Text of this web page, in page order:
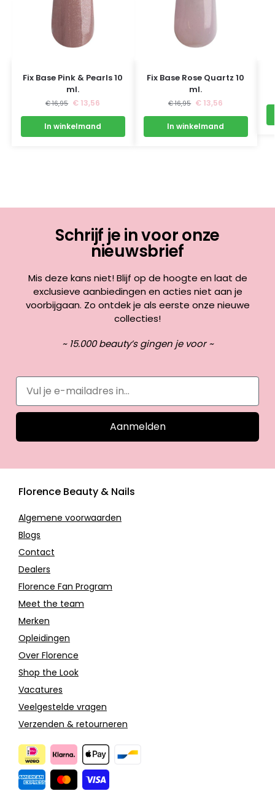
Fix Base Pink & Pearls 10
ml.
€16,95 € 13,56
In winkelmand
Fix Base Rose Quartz 10
ml.
€16,95 € 13,56
In winkelmand
Schrijf je in voor onze
nieuwsbrief
Mis deze kans niet! Blijf op de hoogte en laat de
exclusieve aanbiedingen en acties niet aan je
voorbijgaan. Zo ontdek je als eerste onze nieuwe
collecties!
~ 15.000 beauty’s gingen je voor ~
Aanmelden
Florence Beauty & Nails
Algemene voorwaarden
Blogs
Contact
Dealers
Florence Fan Program
Meet the team
Merken
Opleidingen
Over Florence
Shop the Look
Vacatures
Veelgestelde vragen
Verzenden & retourneren